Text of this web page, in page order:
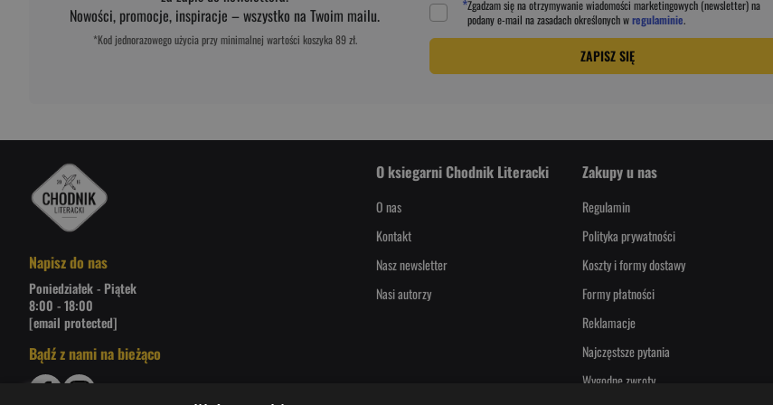
Nowości, promocje, inspiracje – wszystko na Twoim mailu.
*Kod jednorazowego użycia przy minimalnej wartości koszyka 89 zł.
*Zgadzam się na otrzymywanie wiadomości marketingowych (newsletter) na
podanye-mail na zasadach określonych wregulaminie.
ZAPISZ SIĘ
Napisz do nas
Poniedziałek - Piątek
8:00 - 18:00
[email protected]
Bądź z nami na bieżąco
O ksiegarni Chodnik Literacki
O nas
Kontakt
Nasz newsletter
Nasi autorzy
Zakupy u nas
Regulamin
Polityka prywatności
Koszty i formy dostawy
Formy płatności
Reklamacje
Najczęstsze pytania
Wygodne zwroty